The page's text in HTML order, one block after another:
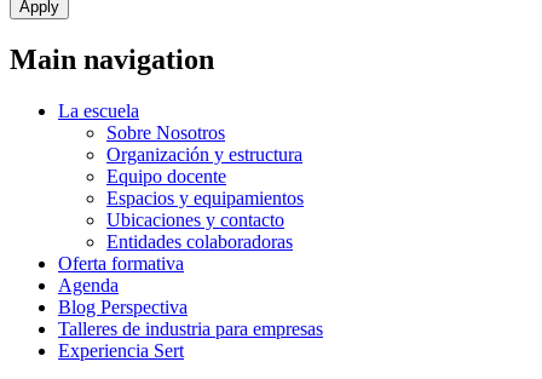
Main navigation
La escuela
Sobre Nosotros
Organización y estructura
Equipo docente
Espacios y equipamientos
Ubicaciones y contacto
Entidades colaboradoras
Oferta formativa
Agenda
Blog Perspectiva
Talleres de industria para empresas
Experiencia Sert